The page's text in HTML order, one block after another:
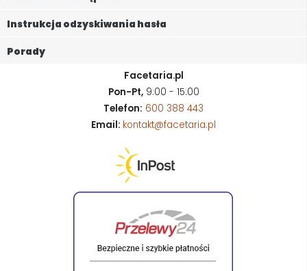
Instrukcja odzyskiwania hasła
Porady
Facetaria.pl
Pon-Pt,9:00 - 15:00
Telefon: 600 388 443
Email: kontakt@facetaria.pl